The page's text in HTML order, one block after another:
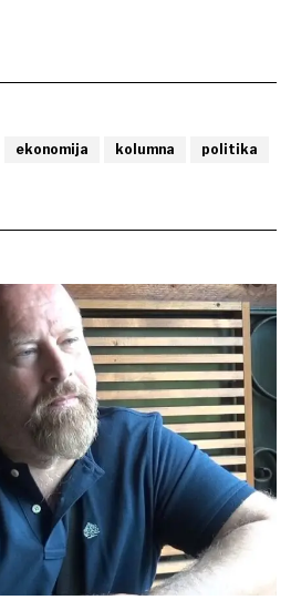
ekonomija kolumna
politika